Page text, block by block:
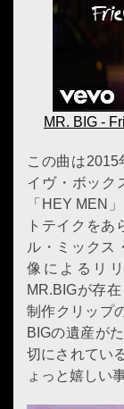
MR. BIG -
この曲は
イヴ・ボック
「HEY MEN
トテイクをあ
ル・ミックス
像によるリ
MR.BIGが存
制作クリップ
BIGの遺産が
切にされてい
ょっと嬉しい